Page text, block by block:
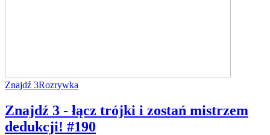
Znajdź 3Rozrywka
Znajdź 3 - łącz trójki i zostań mistrzem
dedukcji! #190